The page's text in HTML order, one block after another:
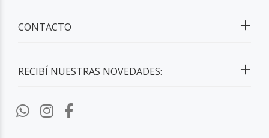
RECIBÍ NUESTRAS NOVEDADES:
CONTACTO